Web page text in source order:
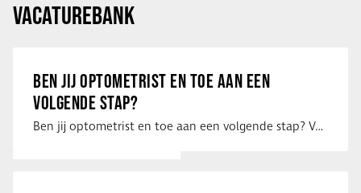
VACATUREBANK
BEN JIJ OPTOMETRIST EN TOE AAN EEN
VOLGENDE STAP?
Ben jij optometrist en toe aan een volgende stap? Voor een optiekketen is Eye …